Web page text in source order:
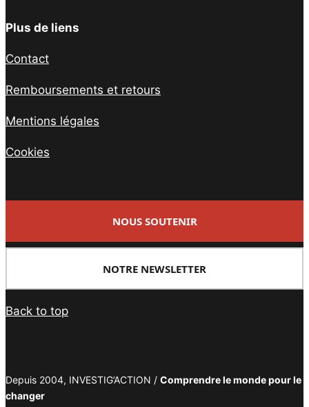
Plus de liens
Contact
Remboursements et retours
Mentions légales
Cookies
NOUS SOUTENIR
NOTRE NEWSLETTER
Back to top
Depuis 2004, INVESTIG’ACTION / Comprendre le monde pour le
changer